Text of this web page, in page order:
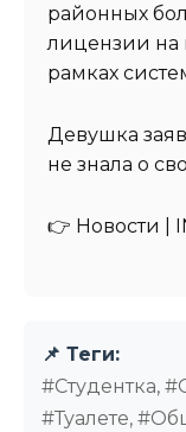
районных
лицензии на
рамках
Девушка
не знала о
👉 Новости |
📌 Теги:
#Студентка,
#Туалете,